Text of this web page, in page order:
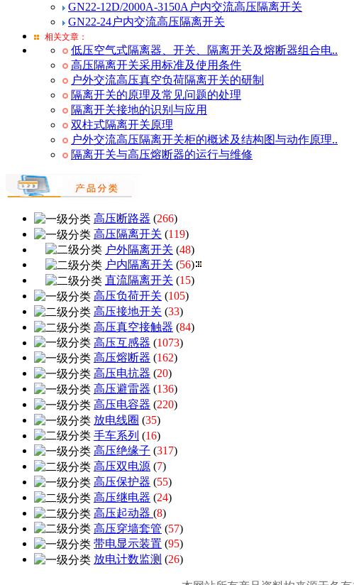
GN22-12D/2000A-3150A户内交流高压隔离开关
GN22-24户内交流高压隔离开关
相关文章：
低压空气式隔离器、开关、隔离开关及熔断器组合电..
高压隔离开关采用标准及使用条件
户外交流高压真空负荷隔离开关的研制
隔离开关的原理及常见问题的处理
隔离开关接地的识别与应用
双柱式隔离开关原理
户外交流高压隔离开关柜的概述及结构图与动作原理..
隔离开关与高压熔断器的运行与维修
高压断路器 (266)
高压隔离开关 (119)
户外隔离开关 (48)
户内隔离开关 (56)
直流隔离开关 (15)
高压负荷开关 (105)
高压接地开关 (33)
高压真空接触器 (84)
高压互感器 (1073)
高压熔断器 (162)
高压电抗器 (20)
高压避雷器 (136)
高压电容器 (220)
放电线圈 (35)
手车系列 (16)
高压绝缘子 (317)
高压双电源 (7)
高压保护器 (55)
高压继电器 (24)
高压起动器 (8)
高压穿墙套管 (57)
带电显示装置 (95)
放电计数监测 (26)